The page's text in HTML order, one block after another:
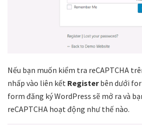
Nếu bạn muốn kiểm tra reCAPTCHA
nhấp vào liên kết Registerbên dưới
form đăng ký WordPress sẽ mở ra và
reCAPTCHA hoạt động như thế nào.